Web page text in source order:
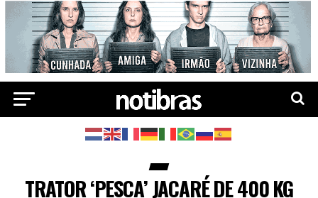
TRATOR ‘PESCA’ JACARÉ DE 400 KG